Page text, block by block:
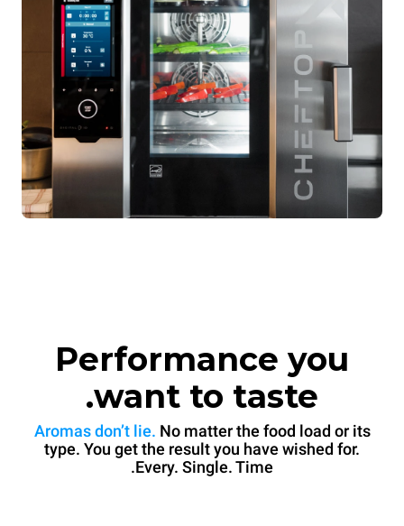
Performance you
want to taste.
Aromas don’t lie. No matter the food load or its
type. You get the result you have wished for.
Every. Single. Time.